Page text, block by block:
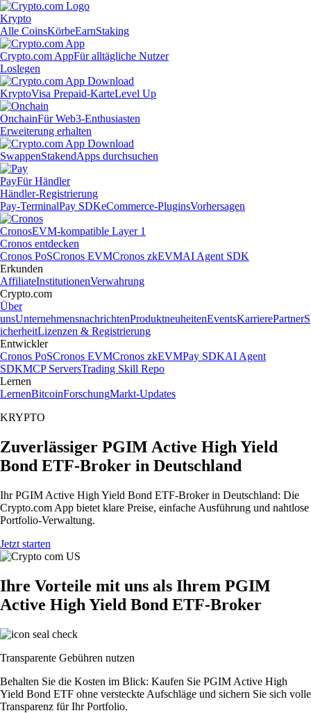
Krypto
Alle CoinsKörbeEarnStaking
Crypto.com AppFür alltägliche Nutzer
Loslegen
KryptoVisa Prepaid-KarteLevel Up
OnchainFür Web3-Enthusiasten
Erweiterung erhalten
SwappenStakendApps durchsuchen
PayFür Händler
Händler-Registrierung
Pay-TerminalPay SDKeCommerce-PluginsVorhersagen
CronosEVM-kompatible Layer 1
Cronos entdecken
Cronos PoSCronos EVMCronos zkEVMAI Agent SDK
Erkunden
AffiliateInstitutionenVerwahrung
Crypto.com
Über
unsUnternehmensnachrichtenProduktneuheitenEventsKarrierePartnerS
icherheitLizenzen & Registrierung
Entwickler
Cronos PoSCronos EVMCronos zkEVMPay SDKAI Agent
SDKMCP ServersTrading Skill Repo
Lernen
LernenBitcoinForschungMarkt-Updates
KRYPTO
Zuverlässiger PGIM Active High Yield
Bond ETF-Broker in Deutschland
Ihr PGIM Active High Yield Bond ETF-Broker in Deutschland: Die
Crypto.com App bietet klare Preise, einfache Ausführung und nahtlose
Portfolio-Verwaltung.
Jetzt starten
Ihre Vorteile mit uns als Ihrem PGIM
Active High Yield Bond ETF-Broker
Transparente Gebühren nutzen
Behalten Sie die Kosten im Blick: Kaufen Sie PGIM Active High
Yield Bond ETF ohne versteckte Aufschläge und sichern Sie sich volle
Transparenz für Ihr Portfolio.